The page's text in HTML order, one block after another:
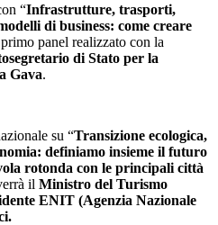
“Infrastrutture, trasporti,
di business: come creare
panel realizzato con la
di Stato per la
Gava.
su “Transizione ecologica,
definiamo insieme il futuro
rotonda con le principali città
il Ministro del Turismo
ENIT (Agenzia Nazionale